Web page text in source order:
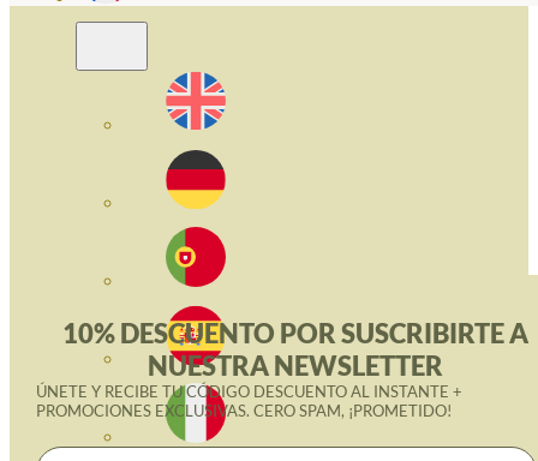
10% DESCUENTO POR SUSCRIBIRTE A
NUESTRA NEWSLETTER
ÚNETE Y RECIBE TU CÓDIGO DESCUENTO AL INSTANTE +
PROMOCIONES EXCLUSIVAS. CERO SPAM, ¡PROMETIDO!